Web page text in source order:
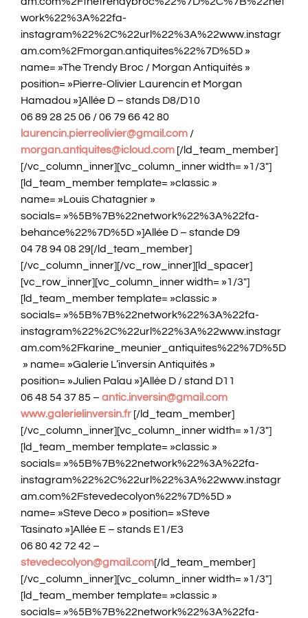
work%22%3A%22fa-
instagram%22%2C%22url%22%3A%22www.instagr
am.com%2Fmorgan.antiquites%22%7D%5D »
name= »The Trendy Broc / Morgan Antiquités »
position= »Pierre-Olivier Laurencin et Morgan
Hamadou »]Allée D – stands D8/D10
06 89 28 25 06 / 06 79 66 42 80
laurencin.pierreolivier@gmail.com /
morgan.antiquites@icloud.com [/ld_team_member]
[/vc_column_inner][vc_column_inner width= »1/3″]
[ld_team_member template= »classic »
name= »Louis Chatagnier »
socials= »%5B%7B%22network%22%3A%22fa-
behance%22%7D%5D »]Allée D – stande D9
04 78 94 08 29[/ld_team_member]
[/vc_column_inner][/vc_row_inner][ld_spacer]
[vc_row_inner][vc_column_inner width= »1/3″]
[ld_team_member template= »classic »
socials= »%5B%7B%22network%22%3A%22fa-
instagram%22%2C%22url%22%3A%22www.instagr
am.com%2Fkarine_meunier_antiquites%22%7D%5D
» name= »Galerie L’inversin Antiquités »
position= »Julien Palau »]Allée D / stand D11
06 48 54 37 85 – antic.inversin@gmail.com
www.galerielinversin.fr [/ld_team_member]
[/vc_column_inner][vc_column_inner width= »1/3″]
[ld_team_member template= »classic »
socials= »%5B%7B%22network%22%3A%22fa-
instagram%22%2C%22url%22%3A%22www.instagr
am.com%2Fstevedecolyon%22%7D%5D »
name= »Steve Deco » position= »Steve
Tasinato »]Allée E – stands E1/E3
06 80 42 72 42 –
stevedecolyon@gmail.com[/ld_team_member]
[/vc_column_inner][vc_column_inner width= »1/3″]
[ld_team_member template= »classic »
socials= »%5B%7B%22network%22%3A%22fa-